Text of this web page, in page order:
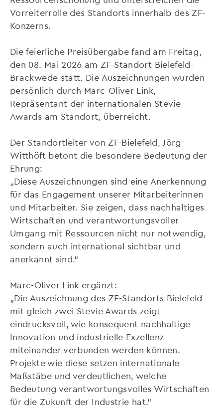
Vorreiterrolle des Standorts innerhalb des ZF-
Konzerns.
Die feierliche Preisübergabe fand am Freitag,
den 08. Mai 2026 am ZF-Standort Bielefeld-
Brackwede statt. Die Auszeichnungen wurden
persönlich durch Marc-Oliver Link,
Repräsentant der internationalen Stevie
Awards am Standort, überreicht.
Der Standortleiter von ZF-Bielefeld, Jörg
Witthöft betont die besondere Bedeutung der
Ehrung:
„Diese Auszeichnungen sind eine Anerkennung
für das Engagement unserer Mitarbeiterinnen
und Mitarbeiter. Sie zeigen, dass nachhaltiges
Wirtschaften und verantwortungsvoller
Umgang mit Ressourcen nicht nur notwendig,
sondern auch international sichtbar und
anerkannt sind.“
Marc-Oliver Link ergänzt:
„Die Auszeichnung des ZF-Standorts Bielefeld
mit gleich zwei Stevie Awards zeigt
eindrucksvoll, wie konsequent nachhaltige
Innovation und industrielle Exzellenz
miteinander verbunden werden können.
Projekte wie diese setzen internationale
Maßstäbe und verdeutlichen, welche
Bedeutung verantwortungsvolles Wirtschaften
für die Zukunft der Industrie hat.“